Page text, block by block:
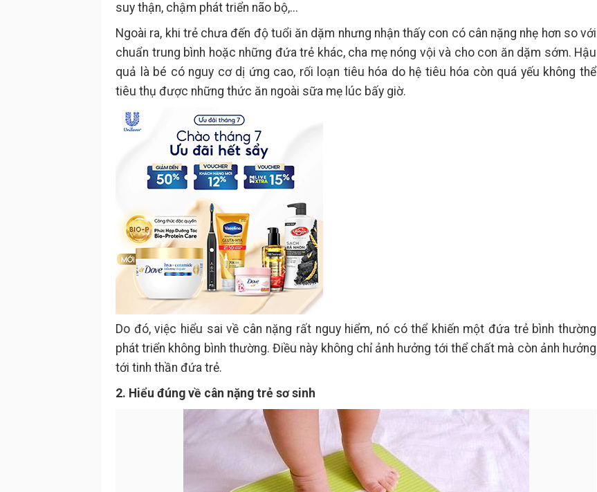
suy thận, chậm phát triển não bộ,...
Ngoài ra, khi trẻ chưa đến độ tuổi ăn dặm nhưng nhận thấy con có cân nặng nhẹ hơn so với
chuẩn trung bình hoặc những đứa trẻ khác, cha mẹ nóng vội và cho con ăn dặm sớm. Hậu
quả là bé có nguy cơ dị ứng cao, rối loạn tiêu hóa do hệ tiêu hóa còn quá yếu không thể
tiêu thụ được những thức ăn ngoài sữa mẹ lúc bấy giờ.
Do đó, việc hiểu sai về cân nặng rất nguy hiểm, nó có thể khiến một đứa trẻ bình thường
phát triển không bình thường. Điều này không chỉ ảnh hưởng tới thể chất mà còn ảnh hưởng
tới tinh thần đứa trẻ.
2. Hiểu đúng về cân nặng trẻ sơ sinh